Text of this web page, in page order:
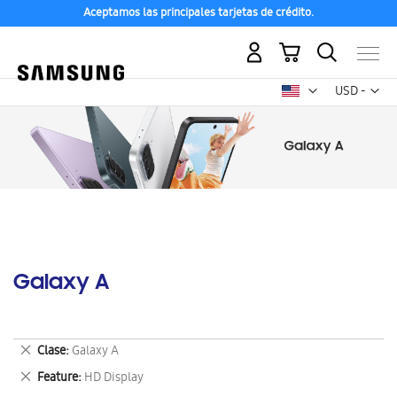
Aceptamos las principales tarjetas de crédito.
USD -
dólar
Mi carrito
Galaxy A
Clase Galaxy A
Eliminar
este
artículo
Feature HD Display
Eliminar